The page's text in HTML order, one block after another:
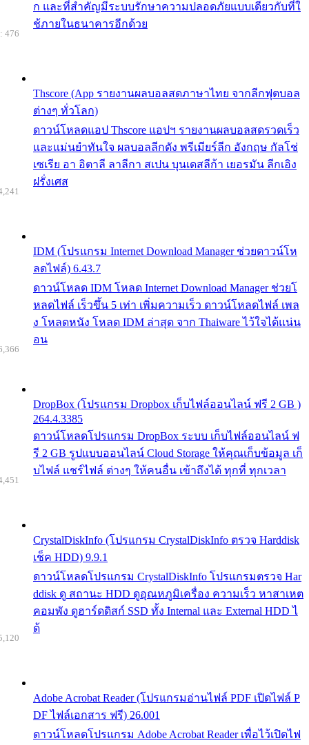
ก และที่สำคัญมีระบบรักษาความปลอดภัยแบบเดียวกับที่ใ
ช้ภายในธนาคารอีกด้วย
Thscore (App รายงานผลบอลสดภาษาไทย จากลีกฟุตบอล
ต่างๆ ทั่วโลก)
ดาวน์โหลดแอป Thscore แอปฯ รายงานผลบอลสดรวดเร็ว
และแม่นยำทันใจ ผลบอลลีกดัง พรีเมียร์ลีก อังกฤษ กัลโช่
เซเรีย อา อิตาลี ลาลีกา สเปน บุนเดสลีก้า เยอรมัน ลีกเอิง
ฝรั่งเศส
476
IDM (โปรแกรม Internet Download Manager ช่วยดาวน์โห
ลดไฟล์) 6.43.7
ดาวน์โหลด IDM โหลด Internet Download Manager ช่วยโ
หลดไฟล์ เร็วขึ้น 5 เท่า เพิ่มความเร็ว ดาวน์โหลดไฟล์ เพล
ง โหลดหนัง โหลด IDM ล่าสุด จาก Thaiware ไว้ใจได้แน่น
อน
DropBox (โปรแกรม Dropbox เก็บไฟล์ออนไลน์ ฟรี 2 GB )
264.4.3385
ดาวน์โหลดโปรแกรม DropBox ระบบ เก็บไฟล์ออนไลน์ ฟ
รี 2 GB รูปแบบออนไลน์ Cloud Storage ให้คุณเก็บข้อมูล เก็
บไฟล์ แชร์ไฟล์ ต่างๆ ให้คนอื่น เข้าถึงได้ ทุกที่ ทุกเวลา
CrystalDiskInfo (โปรแกรม CrystalDiskInfo ตรวจ Harddisk
เช็ค HDD) 9.9.1
ดาวน์โหลดโปรแกรม CrystalDiskInfo โปรแกรมตรวจ Har
ddisk ดู สถานะ HDD ดูอุณหภูมิเครื่อง ความเร็ว หาสาเหต
คอมพัง ดูฮาร์ดดิสก์ SSD ทั้ง Internal และ External HDD ไ
ด้
Adobe Acrobat Reader (โปรแกรมอ่านไฟล์ PDF เปิดไฟล์ P
DF ไฟล์เอกสาร ฟรี) 26.001
ดาวน์โหลดโปรแกรม Adobe Acrobat Reader เพื่อไว้เปิดไฟ